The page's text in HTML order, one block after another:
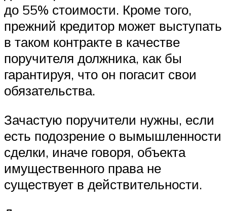
до 55% стоимости. Кроме того,
прежний кредитор может выступать
в таком контракте в качестве
поручителя должника, как бы
гарантируя, что он погасит свои
обязательства.
Зачастую поручители нужны, если
есть подозрение о вымышленности
сделки, иначе говоря, объекта
имущественного права не
существует в действительности.